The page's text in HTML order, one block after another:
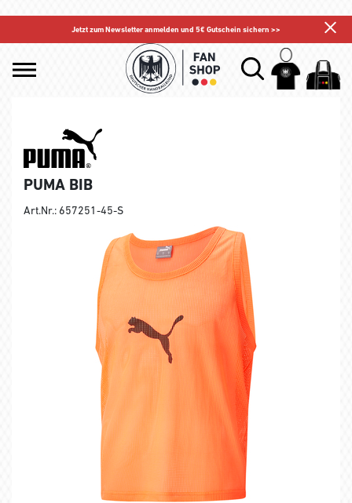
Jetzt zum Newsletter anmelden und 5€ Gutschein sichern >>
PUMA BIB
Art.Nr.: 657251-45-S